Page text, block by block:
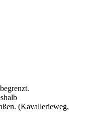
(Kavallerieweg,